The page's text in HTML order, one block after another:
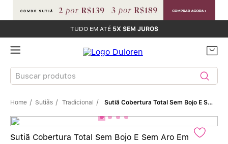
TUDO EM ATÉ 5X SEM JUROS
Buscar produtos
Sutiãs Tradicional Sutiã Cobertura Total Sem Bojo E Sem Aro Em Microfibra Trabalhada Fio Lycra Summer Flower CASTANHA
Sutiã Cobertura Total Sem Bojo E Sem Aro Em
TERMOS MAIS BUSCADOS
1º Sutiãs